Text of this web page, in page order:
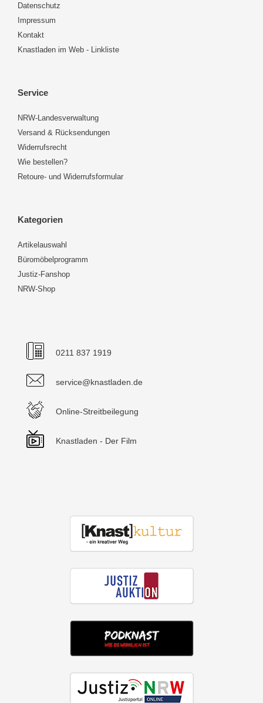
Datenschutz
Impressum
Kontakt
Knastladen im Web - Linkliste
Service
NRW-Landesverwaltung
Versand & Rücksendungen
Widerrufsrecht
Wie bestellen?
Retoure- und Widerrufsformular
Kategorien
Artikelauswahl
Büromöbelprogramm
Justiz-Fanshop
NRW-Shop
0211 837 1919
service@knastladen.de
Online-Streitbeilegung
Knastladen - Der Film